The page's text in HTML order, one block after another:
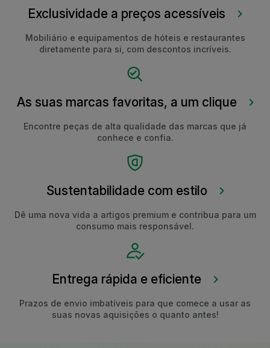
Exclusividade a preços acessíveis
Mobiliário e equipamentos de hóteis e restaurantes
diretamente para si, com descontos incríveis.
As suas marcas favoritas, a um clique
Encontre peças de alta qualidade das marcas que já
conhece e confia.
Sustentabilidade com estilo
Dê uma nova vida a artigos premium e contribua para um
consumo mais responsável.
Entrega rápida e eficiente
Prazos de envio imbatíveis para que comece a usar as
suas novas aquisições o quanto antes!